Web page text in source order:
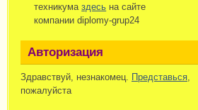
техникумаздесь на сайте
компании diplomy-grup24
Авторизация
Здравствуй, незнакомец. Представься,
пожалуйста